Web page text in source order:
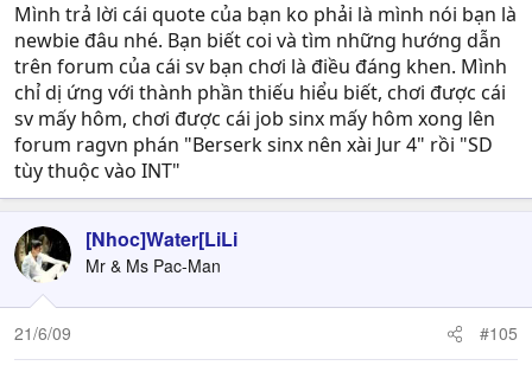
Bunk hok mún trah cãi với bạn, vì Bunk tham khảo đx
ngay trên 4rum of seireiteiRO, thấy ai nấy cũg tán thàh
cák build này, hok nhữg thế Bunk còn hỏi khá nhìu SinX
trog server về cák build nên Bunk mới dám đem ra đây
post.
Bunk đây cũg là newbie, Bunk chơi RO hok đx nhìu như
bạn, và từ trx đến h, bài post nèo of Bunk cũg hok đề 2
thì sửa giúp", bạn đừg có nói chug chug như dzậy, sẽ
đụg chạm rất nhìu ng` đấy. Giả sử, chỉ là giả sử thuj nha,
bạn thử đặt bạn vào hoàg cảh như thế này thì bạn sẽ có
fản ứg như thế nèo nếu chíh lời nói of bạn lại nói về chíh
bạn. Nên Bunk cũg mog bạn thôg cảm, đừg để ý đến lèm
chi, mạh ai lo việx nấy, hãy sốg theo cák Fươg Tây, wan
Mình trả lời cái quote của bạn ko phải là mình nói bạn là
newbie đâu nhé. Bạn biết coi và tìm những hướng dẫn
trên forum của cái sv bạn chơi là điều đáng khen. Mình
chỉ dị ứng với thành phần thiếu hiểu biết, chơi được cái
sv mấy hôm, chơi được cái job sinx mấy hôm xong lên
forum ragvn phán "Berserk sinx nên xài Jur 4" rồi "SD
tùy thuộc vào INT"
[Nhoc]Water[LiLi
Mr & Ms Pac-Man
21/6/09 #105